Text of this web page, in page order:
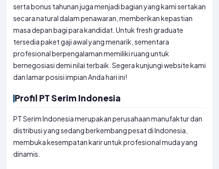
serta bonus tahunan juga menjadi bagian yang kami sertakan
secara natural dalam penawaran, memberikan kepastian
masa depan bagi para kandidat. Untuk fresh graduate
tersedia paket gaji awal yang menarik, sementara
profesional berpengalaman memiliki ruang untuk
bernegosiasi demi nilai terbaik. Segera kunjungi website kami
dan lamar posisi impian Anda hari ini!
Profil PT Serim Indonesia
PT Serim Indonesia merupakan perusahaan manufaktur dan
distribusi yang sedang berkembang pesat di Indonesia,
membuka kesempatan karir untuk profesional muda yang
dinamis.